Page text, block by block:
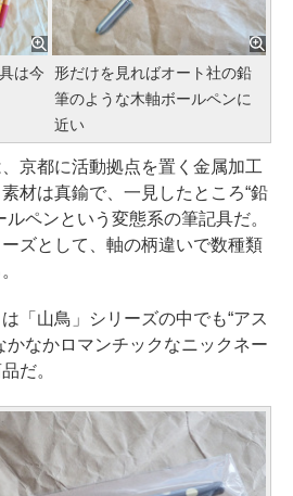
は今
形だけを見ればオート社の鉛
筆のような木軸ボールペンに
近い
京都に活動拠点を置く金属加工
材は真鍮で、一見したところ“鉛
ペンという変態系の筆記具だ。
ズとして、軸の柄違いで数種類
「山鳥」シリーズの中でも“アス
かなかロマンチックなニックネー
だ。